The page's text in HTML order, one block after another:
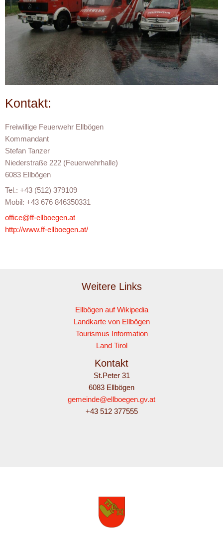
Kontakt:
Freiwillige Feuerwehr Ellbögen
Kommandant
Stefan Tanzer
Niederstraße 222 (Feuerwehrhalle)
6083 Ellbögen
Tel.: +43 (512) 379109
Mobil: +43 676 846350331
office@ff-ellboegen.at
http://www.ff-ellboegen.at/
Weitere Links
Ellbögen auf Wikipedia
Landkarte von Ellbögen
Tourismus Information
Land Tirol
Kontakt
St.Peter 31
6083 Ellbögen
gemeinde@ellboegen.gv.at
+43 512 377555